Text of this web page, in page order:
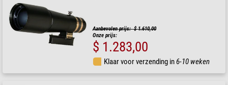
Aanbevolen prijs: $ 1.610,00
Onze prijs:
$ 1.283,00
Klaar voor verzending in6-10 weken